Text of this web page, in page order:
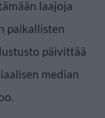
laajoja
paikallisten
päivittää
median